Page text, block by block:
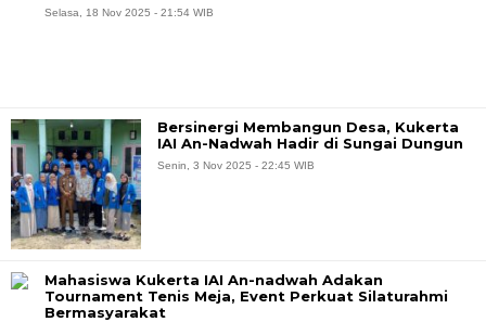
Selasa, 18 Nov 2025 - 21:54 WIB
Bersinergi Membangun Desa, Kukerta
IAI An-Nadwah Hadir di Sungai Dungun
Senin, 3 Nov 2025 - 22:45 WIB
Mahasiswa Kukerta IAI An-nadwah Adakan
Tournament Tenis Meja, Event Perkuat Silaturahmi
Bermasyarakat